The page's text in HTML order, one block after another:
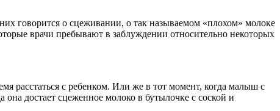
говорится о сцеживании, о так называемом «плохом» молоке
врачи пребывают в заблуждении относительно некоторых
расстаться с ребенком. Или же в тот момент, когда малыш с
достает сцеженное молоко в бутылочке с соской и